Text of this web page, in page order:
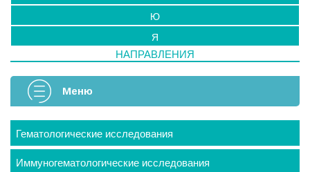
Ю
Я
НАПРАВЛЕНИЯ
Меню
Гематологические исследования
Иммуногематологические исследования